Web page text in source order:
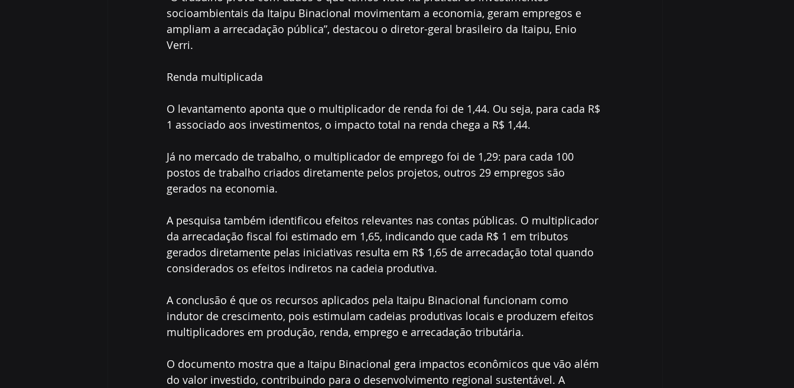
socioambientais da Itaipu Binacional movimentam a economia, geram empregos e
ampliam a arrecadação pública”, destacou o diretor-geral brasileiro da Itaipu, Enio
Verri.
Renda multiplicada
O levantamento aponta que o multiplicador de renda foi de 1,44. Ou seja, para cada R$
1 associado aos investimentos, o impacto total na renda chega a R$ 1,44.
Já no mercado de trabalho, o multiplicador de emprego foi de 1,29: para cada 100
postos de trabalho criados diretamente pelos projetos, outros 29 empregos são
gerados na economia.
A pesquisa também identificou efeitos relevantes nas contas públicas. O multiplicador
da arrecadação fiscal foi estimado em 1,65, indicando que cada R$ 1 em tributos
gerados diretamente pelas iniciativas resulta em R$ 1,65 de arrecadação total quando
considerados os efeitos indiretos na cadeia produtiva.
A conclusão é que os recursos aplicados pela Itaipu Binacional funcionam como
indutor de crescimento, pois estimulam cadeias produtivas locais e produzem efeitos
multiplicadores em produção, renda, emprego e arrecadação tributária.
O documento mostra que a Itaipu Binacional gera impactos econômicos que vão além
do valor investido, contribuindo para o desenvolvimento regional sustentável. A